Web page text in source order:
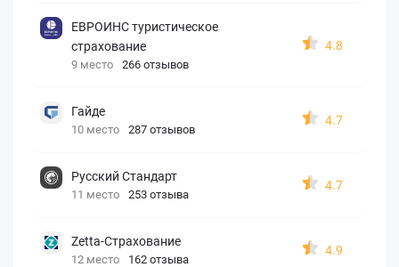
ЕВРОИНС туристическое
страхование
9 место 266 отзывов
4.8
Гайде
10 место 287 отзывов
4.7
Русский Стандарт
11 место 253 отзыва
4.7
Zetta-Страхование
12 место 162 отзыва
4.9